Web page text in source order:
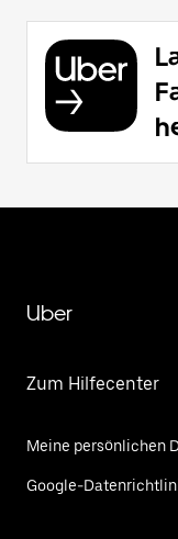
Uber
Zum Hilfecenter
Meine persönlichen
Google-